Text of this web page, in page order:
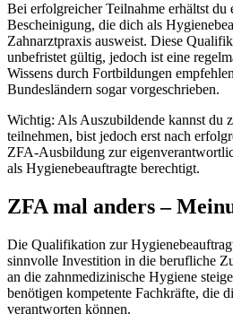
Bei erfolgreicher Teilnahme erhältst
Bescheinigung, die dich als
Zahnarztpraxis ausweist. Diese
unbefristet gültig, jedoch ist eine
Wissens durch Fortbildungen
Bundesländern sogar vorgeschrieben.
Wichtig: Als Auszubildende kannst du
teilnehmen, bist jedoch erst nach
ZFA-Ausbildung zur
als Hygienebeauftragte berechtigt.
ZFA mal anders –
Die Qualifikation zur
sinnvolle Investition in die berufliche
an die zahnmedizinische Hygiene
benötigen kompetente Fachkräfte, die
verantworten können.